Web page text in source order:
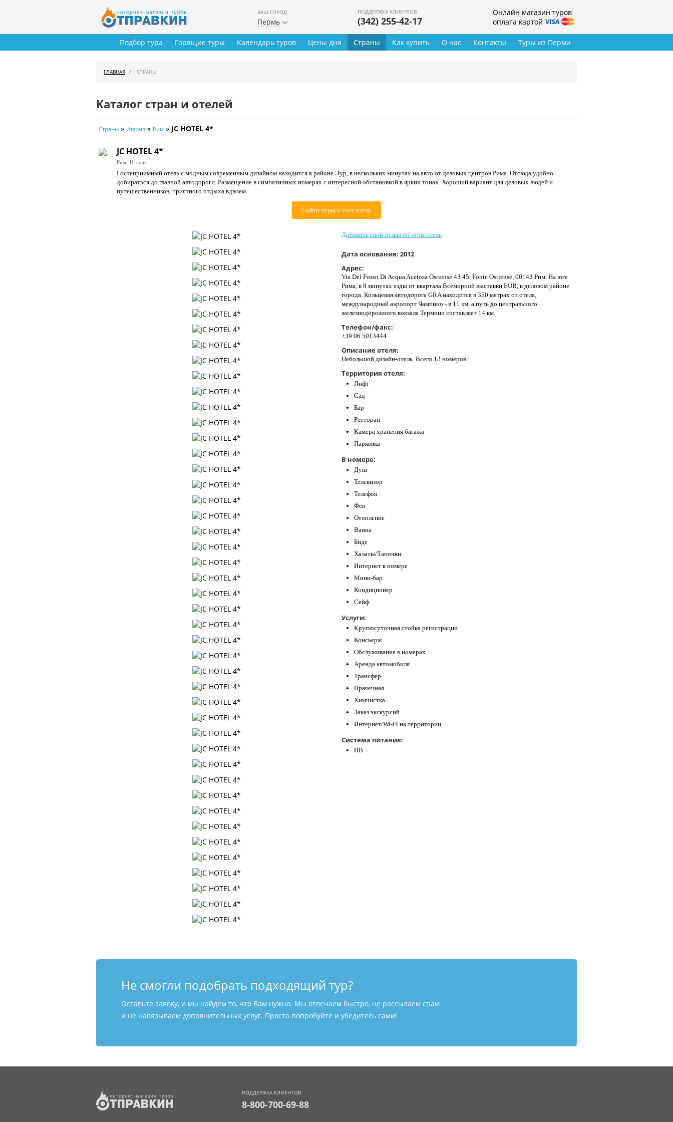
ВАШ ГОРОД
Пермь
ПОДДЕРЖКА КЛИЕНТОВ
(342) 255-42-17
Онлайн магазин туров
оплата картой
Туры из Перми
Подбор тура Горящие туры Календарь туров Цены дня Страны Как купить О нас Контакты
ГЛАВНАЯ СТРАНЫ
Каталог стран и отелей
Страны » Италия » Рим » JC HOTEL 4*
JC HOTEL 4*
Рим, Италия
Гостеприимный отель с модным современным дизайном находится в районе Эур, в нескольких минутах на авто от деловых центров Рима. Отсюда удобно
добираться до главной автодороги. Размещение в симпатичных номерах с интересной обстановкой в ярких тонах. Хороший вариант для деловых людей и
путешественников, приятного отдыха вдвоем.
Найти туры в этот отель
Добавить свой отзыв об этом отеле
Дата основания: 2012
Адрес:
Via Del Fosso Di Acqua Acetosa Ostiense 43 45, Fonte Ostiense, 00143 Рим. На юге
Рима, в 8 минутах езды от квартала Всемирной выставки EUR, в деловом районе
города. Кольцевая автодорога GRA находится в 350 метрах от отеля,
международный аэропорт Чампино - в 11 км, а путь до центрального
железнодорожного вокзала Термини составляет 14 км
Телефон/факс:
+39 06 5013444
Описание отеля:
Небольшой дизайн-отель. Всего 12 номеров
Территория отеля:
Лифт
Сад
Бар
Ресторан
Камера хранения багажа
Парковка
В номере:
Душ
Телевизор
Телефон
Фен
Отопление
Ванна
Биде
Халаты/Тапочки
Интернет в номере
Мини-бар
Кондиционер
Сейф
Услуги:
Круглосуточная стойка регистрации
Консьерж
Обслуживание в номерах
Аренда автомобиля
Трансфер
Прачечная
Химчистка
Заказ экскурсий
Интернет/Wi-Fi на территории
Система питания:
ВВ
Не смогли подобрать подходящий тур?
Оставьте заявку, и мы найдем то, что Вам нужно. Мы отвечаем быстро, не рассылаем спам
и не навязываем дополнительных услуг. Просто попробуйте и убедитесь сами!
ПОДДЕРЖКА КЛИЕНТОВ
8-800-700-69-88